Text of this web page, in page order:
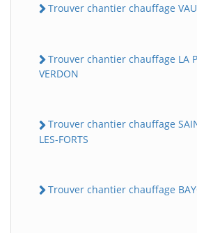
Trouver chantier chauffage
Trouver chantier chauffage LA
VERDON
Trouver chantier chauffage
LES-FORTS
Trouver chantier chauffage